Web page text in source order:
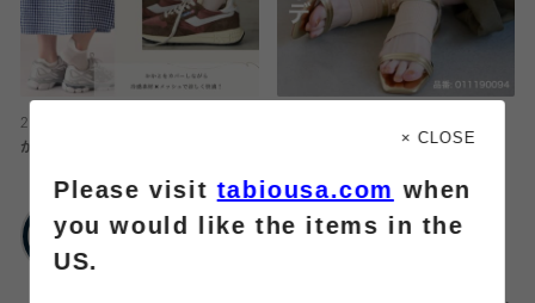
2026.08.04
かかとを守りながら、涼しく快適！
ルミネ立川
エスパル仙台
× CLOSE
Please visittabiousa.com when
you would like the items in the
US.